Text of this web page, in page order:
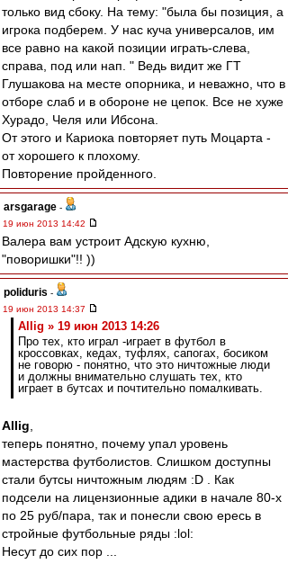
только вид сбоку. На тему: "была бы позиция, а
игрока подберем. У нас куча универсалов, им
все равно на какой позиции играть-слева,
справа, под или нап. " Ведь видит же ГТ
Глушакова на месте опорника, и неважно, что в
отборе слаб и в обороне не цепок. Все не хуже
Хурадо, Челя или Ибсона.
От этого и Кариока повторяет путь Моцарта -
от хорошего к плохому.
Повторение пройденного.
arsgarage -
19 июн 2013 14:42
Валера вам устроит Адскую кухню,
"поворишки"!! ))
poliduris -
19 июн 2013 14:37
Allig » 19 июн 2013 14:26
Про тех, кто играл -играет в футбол в
кроссовках, кедах, туфлях, сапогах, босиком
не говорю - понятно, что это ничтожные люди
и должны внимательно слушать тех, кто
играет в бутсах и почтительно помалкивать.
Allig
теперь понятно, почему упал уровень
мастерства футболистов. Слишком доступны
стали бутсы ничтожным людям :D . Как
подсели на лицензионные адики в начале 80-х
по 25 руб/пара, так и понесли свою ересь в
стройные футбольные ряды :lol:
Несут до сих пор ...